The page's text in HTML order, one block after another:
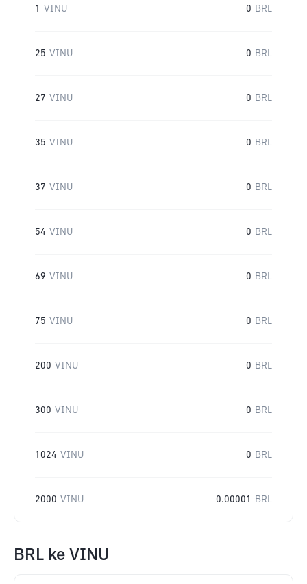
1 VINU 0 BRL
25 VINU 0 BRL
27 VINU 0 BRL
35 VINU 0 BRL
37 VINU 0 BRL
54 VINU 0 BRL
69 VINU 0 BRL
75 VINU 0 BRL
200 VINU 0 BRL
300 VINU 0 BRL
1024 VINU 0 BRL
2000 VINU 0.00001 BRL
BRL ke VINU